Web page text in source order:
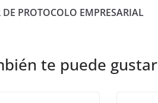
DE PROTOCOLO EMPRESARIAL
te puede gustar